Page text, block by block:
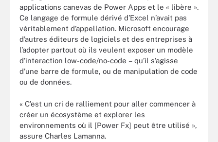
applications canevas de Power Apps et le « libère ».
Ce langage de formule dérivé d’Excel n’avait pas
véritablement d’appellation. Microsoft encourage
d’autres éditeurs de logiciels et des entreprises à
l’adopter partout où ils veulent exposer un modèle
d’interaction low-code/no-code – qu’il s’agisse
d’une barre de formule, ou de manipulation de code
ou de données.
« C’est un cri de ralliement pour aller commencer à
créer un écosystème et explorer les
environnements où il [Power Fx] peut être utilisé »,
assure Charles Lamanna.